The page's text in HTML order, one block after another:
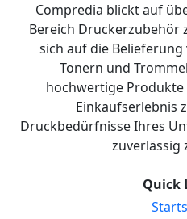
Compredia blickt auf
Bereich
sich auf die
Tonern und
hochwertige
Einkaufserlebnis
Druckbedürfnisse Ihres
zuverlässig
Quick